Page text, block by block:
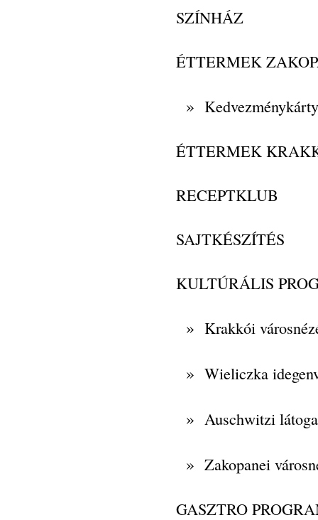
SZÍNHÁZ
ÉTTERMEK
»
ÉTTERMEK
RECEPTKLUB
SAJTKÉSZÍTÉS
KULTÚRÁLIS
» Krakkói
» Wieliczka
» Auschwitzi
» Zakopanei
GASZTRO